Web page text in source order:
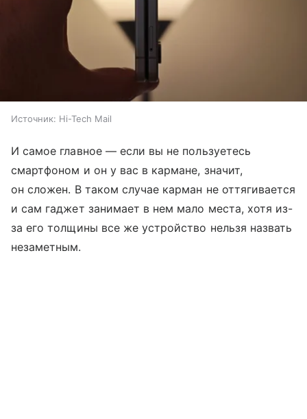
Источник: Hi-Tech Mail
И самое главное — если вы не пользуетесь
смартфоном и он у вас в кармане, значит,
он сложен. В таком случае карман не оттягивается
и сам гаджет занимает в нем мало места, хотя из-
за его толщины все же устройство нельзя назвать
незаметным.